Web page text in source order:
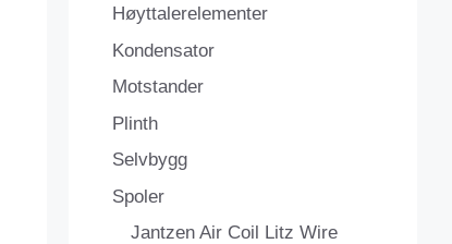
Høyttalerelementer
Kondensator
Motstander
Plinth
Selvbygg
Spoler
Jantzen Air Coil Litz Wire